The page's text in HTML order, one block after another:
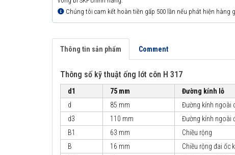
Chúng tôi cam kết hoàn tiền gấp 500 lần nếu phát hiện hàng
Thông tin sản phẩm Comment
Thông số kỹ thuật ống lót côn H 317
d1 75 mm
Đường kính lỗ
d
85 mm
Đường kính ngoài
d3
110 mm
Đường kính ngoài
B1
63 mm
Chiều rộng
B
16 mm
Chiều rộng đai ốc